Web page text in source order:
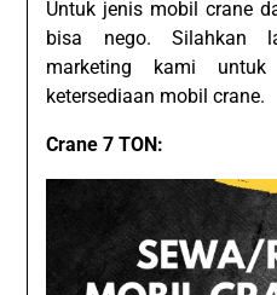
Untuk jenis mobil crane
bisa nego. Silahkan
marketing kami
ketersediaan mobil crane.
Crane 7 TON: